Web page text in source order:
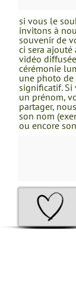
si vous le
invitons à
souvenir de
ci sera
vidéo
cérémonie
une photo
significatif. Si
un prénom,
partager,
son nom
ou encore